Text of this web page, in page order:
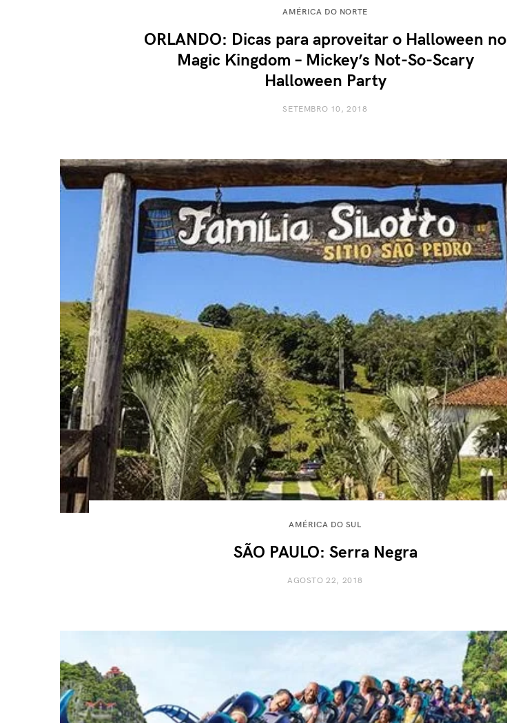
AMÉRICA DO NORTE
ORLANDO: Dicas para aproveitar o Halloween no
Magic Kingdom – Mickey’s Not-So-Scary
Halloween Party
SETEMBRO 10, 2018
AMÉRICA DO SUL
SÃO PAULO: Serra Negra
AGOSTO 22, 2018